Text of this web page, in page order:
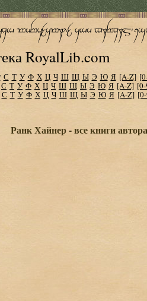
RoyalLib.com
С Т У Ф Х Ц Ч Ш Щ Ы Э Ю Я [A-Z]
С Т У Ф Х Ц Ч Ш Щ Ы Э Ю Я [A-Z]
С Т У Ф Х Ц Ч Ш Щ Ы Э Ю Я [A-Z]
Ранк Хайнер - все книги автора